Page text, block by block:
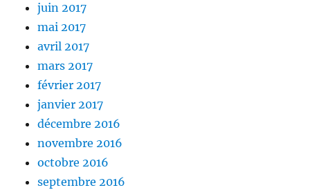
juin 2017
mai 2017
avril 2017
mars 2017
février 2017
janvier 2017
décembre 2016
novembre 2016
octobre 2016
septembre 2016